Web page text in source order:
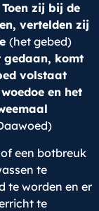
zij bij de
vertelden zij
(het gebed)
gedaan, komt
volstaat
en het
een botbreuk
te
te worden en er
te